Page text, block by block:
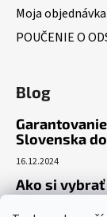
Moja objednávka
POUČENIE O
Blog
Slovenska
16.12.2024
Ako si
už nepustí?